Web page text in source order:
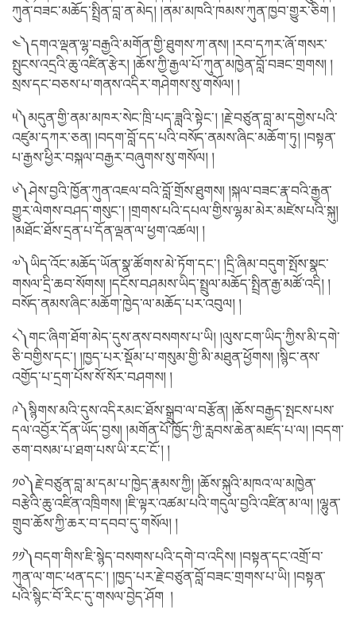
ཀུན་བཟང་མཆོད་སྤྲིན་བླ་ན་མེད། །ནམ་མཁའི་ཁམས་ཀུན་ཁྱབ་གྱུར་ཅིག །
༤༽དགའ་ལྡན་ལྷ་བརྒྱའི་མགོན་གྱི་ཐུགས་ཀ་ནས། །རབ་དཀར་ཞོ་གསར་
སྤུངས་འདྲའི་ཆུ་འཛིན་རྩེར། །ཆོས་ཀྱི་རྒྱལ་པོ་ཀུན་མཁྱེན་བློ་བཟང་གྲགས། །
སྲས་དང་བཅས་པ་གནས་འདིར་གཤེགས་སུ་གསོལ། །
༥༽མདུན་གྱི་ནམ་མཁར་སེང་ཁྲི་པད་ཟླའི་སྟེང་། །རྗེ་བཙུན་བླ་མ་དགྱེས་པའི་
འཛུམ་དཀར་ཅན། །བདག་བློ་དད་པའི་བསོད་ནམས་ཞིང་མཆོག་ཏུ། །བསྟན་
པ་རྒྱས་ཕྱིར་བསྐལ་བརྒྱར་བཞུགས་སུ་གསོལ། །
༦༽ཤེས་བྱའི་ཁྱོན་ཀུན་འཇལ་བའི་བློ་གྲོས་ཐུགས། །སྐལ་བཟང་རྣ་བའི་རྒྱན་
གྱུར་ལེགས་བཤད་གསུང་། །གྲགས་པའི་དཔལ་གྱིས་ལྷམ་མེར་མཛེས་པའི་སྐུ།
།མཐོང་ཐོས་དྲན་པ་དོན་ལྡན་ལ་ཕྱག་འཚལ། །
༧༽ཡིད་འོང་མཆོད་ཡོན་སྣ་ཚོགས་མེ་ཏོག་དང་། །དྲི་ཞིམ་བདུག་སྤོས་སྣང་
གསལ་དྲི་ཆབ་སོགས། །དངོས་བཤམས་ཡིད་སྤྲུལ་མཆོད་སྤྲིན་རྒྱ་མཚོ་འདི། །
བསོད་ནམས་ཞིང་མཆོག་ཁྱེད་ལ་མཆོད་པར་འབུལ། །
༨༽གང་ཞིག་ཐོག་མེད་དུས་ནས་བསགས་པ་ཡི། །ལུས་ངག་ཡིད་ཀྱིས་མི་དགེ་
ཅི་བགྱིས་དང་། །ཁྱད་པར་སྡོམ་པ་གསུམ་གྱི་མི་མཐུན་ཕྱོགས། །སྙིང་ནས་
འགྱོད་པ་དྲག་པོས་སོ་སོར་བཤགས། །
༩༽སྙིགས་མའི་དུས་འདིརམང་ཐོས་སྒྲུབ་ལ་བརྩོན། །ཆོས་བརྒྱད་སྤངས་པས་
དལ་འབྱོར་དོན་ཡོད་བྱས། །མགོན་པོ་ཁྱོད་ཀྱི་རླབས་ཆེན་མཛད་པ་ལ། །བདག་
ཅག་བསམ་པ་ཐག་པས་ཡི་རང་ངོ་། །
༡༠༽རྗེ་བཙུན་བླ་མ་དམ་པ་ཁྱེད་རྣམས་ཀྱི། །ཆོས་སྐུའི་མཁའ་ལ་མཁྱེན་
བརྩེའི་ཆུ་འཛིན་འཁྲིགས། །ཇི་ལྟར་འཚམ་པའི་གདུལ་བྱའི་འཛིན་མ་ལ། །ལྷུན་
གྲུབ་ཆོས་ཀྱི་ཆར་བ་དབབ་དུ་གསོལ། །
༡༡༽བདག་གིས་ཇི་སྙེད་བསགས་པའི་དགེ་བ་འདིས། །བསྟན་དང་འགྲོ་བ་
ཀུན་ལ་གང་ཕན་དང་། །ཁྱད་པར་རྗེ་བཙུན་བློ་བཟང་གྲགས་པ་ཡི། །བསྟན་
པའི་སྙིང་བོ་རིང་དུ་གསལ་བྱེད་ཤོག །